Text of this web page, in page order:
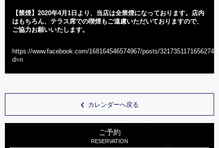
【禁煙】2020年4月1日より、当店は全禁煙になっております。店内
はもちろん、テラス席での喫煙もご遠慮いただいておりますので、
ご協力お願いいたします。
https://www.facebook.com/168164546574967/posts/3217351171656274/?
d=n
カレンダーへ戻る
ご予約
RESERVATION